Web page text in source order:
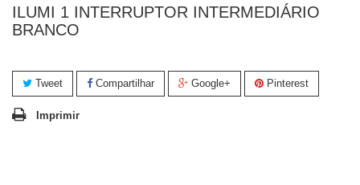
ILUMI 1 INTERRUPTOR INTERMEDIÁRIO
BRANCO
Tweet Compartilhar Google+ Pinterest
Imprimir